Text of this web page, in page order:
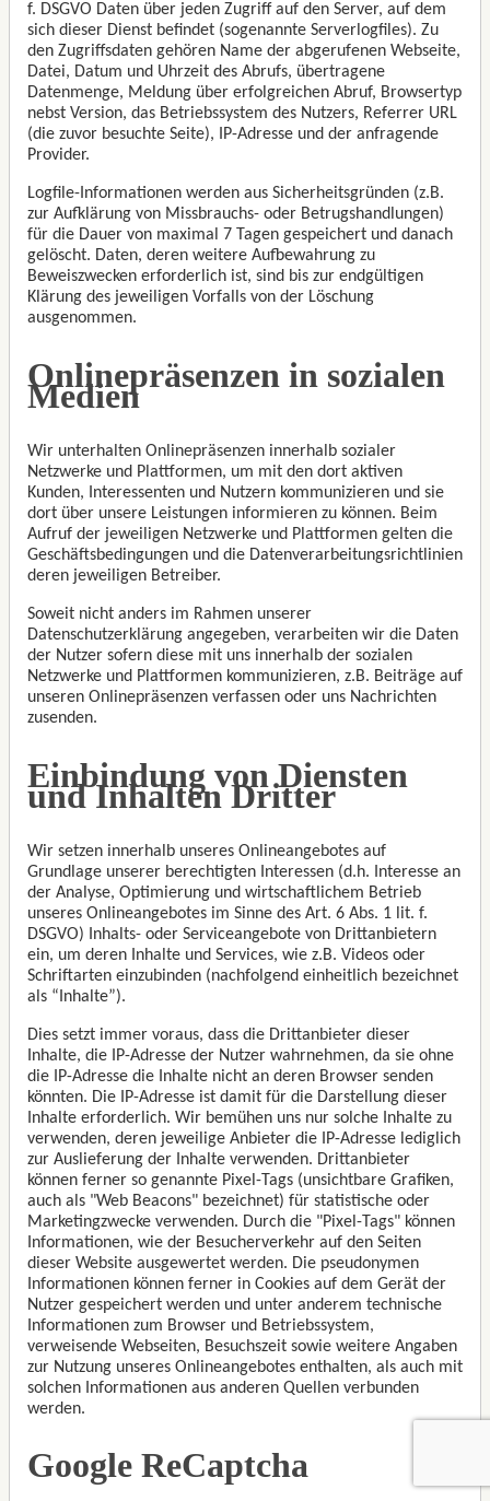
f. DSGVO Daten über jeden Zugriff auf den Server, auf dem
sich dieser Dienst befindet (sogenannte Serverlogfiles). Zu
den Zugriffsdaten gehören Name der abgerufenen Webseite,
Datei, Datum und Uhrzeit des Abrufs, übertragene
Datenmenge, Meldung über erfolgreichen Abruf, Browsertyp
nebst Version, das Betriebssystem des Nutzers, Referrer URL
(die zuvor besuchte Seite), IP-Adresse und der anfragende
Provider.
Logfile-Informationen werden aus Sicherheitsgründen (z.B.
zur Aufklärung von Missbrauchs- oder Betrugshandlungen)
für die Dauer von maximal 7 Tagen gespeichert und danach
gelöscht. Daten, deren weitere Aufbewahrung zu
Beweiszwecken erforderlich ist, sind bis zur endgültigen
Klärung des jeweiligen Vorfalls von der Löschung
ausgenommen.
Onlinepräsenzen in sozialen
Medien
Wir unterhalten Onlinepräsenzen innerhalb sozialer
Netzwerke und Plattformen, um mit den dort aktiven
Kunden, Interessenten und Nutzern kommunizieren und sie
dort über unsere Leistungen informieren zu können. Beim
Aufruf der jeweiligen Netzwerke und Plattformen gelten die
Geschäftsbedingungen und die Datenverarbeitungsrichtlinien
deren jeweiligen Betreiber.
Soweit nicht anders im Rahmen unserer
Datenschutzerklärung angegeben, verarbeiten wir die Daten
der Nutzer sofern diese mit uns innerhalb der sozialen
Netzwerke und Plattformen kommunizieren, z.B. Beiträge auf
unseren Onlinepräsenzen verfassen oder uns Nachrichten
zusenden.
Einbindung von Diensten
und Inhalten Dritter
Wir setzen innerhalb unseres Onlineangebotes auf
Grundlage unserer berechtigten Interessen (d.h. Interesse an
der Analyse, Optimierung und wirtschaftlichem Betrieb
unseres Onlineangebotes im Sinne des Art. 6 Abs. 1 lit. f.
DSGVO) Inhalts- oder Serviceangebote von Drittanbietern
ein, um deren Inhalte und Services, wie z.B. Videos oder
Schriftarten einzubinden (nachfolgend einheitlich bezeichnet
als “Inhalte”).
Dies setzt immer voraus, dass die Drittanbieter dieser
Inhalte, die IP-Adresse der Nutzer wahrnehmen, da sie ohne
die IP-Adresse die Inhalte nicht an deren Browser senden
könnten. Die IP-Adresse ist damit für die Darstellung dieser
Inhalte erforderlich. Wir bemühen uns nur solche Inhalte zu
verwenden, deren jeweilige Anbieter die IP-Adresse lediglich
zur Auslieferung der Inhalte verwenden. Drittanbieter
können ferner so genannte Pixel-Tags (unsichtbare Grafiken,
auch als "Web Beacons" bezeichnet) für statistische oder
Marketingzwecke verwenden. Durch die "Pixel-Tags" können
Informationen, wie der Besucherverkehr auf den Seiten
dieser Website ausgewertet werden. Die pseudonymen
Informationen können ferner in Cookies auf dem Gerät der
Nutzer gespeichert werden und unter anderem technische
Informationen zum Browser und Betriebssystem,
verweisende Webseiten, Besuchszeit sowie weitere Angaben
zur Nutzung unseres Onlineangebotes enthalten, als auch mit
solchen Informationen aus anderen Quellen verbunden
werden.
Google ReCaptcha